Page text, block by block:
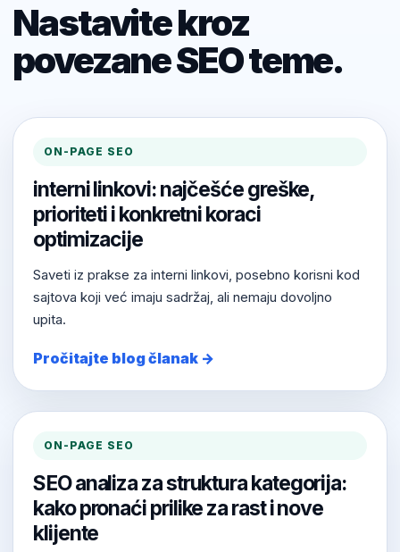
Nastavite kroz
povezane SEO teme.
ON-PAGE SEO
interni linkovi: najčešće greške,
prioriteti i konkretni koraci
optimizacije
Saveti iz prakse za interni linkovi, posebno korisni kod
sajtova koji već imaju sadržaj, ali nemaju dovoljno
upita.
Pročitajte blog članak →
ON-PAGE SEO
SEO analiza za struktura kategorija:
kako pronaći prilike za rast i nove
klijente